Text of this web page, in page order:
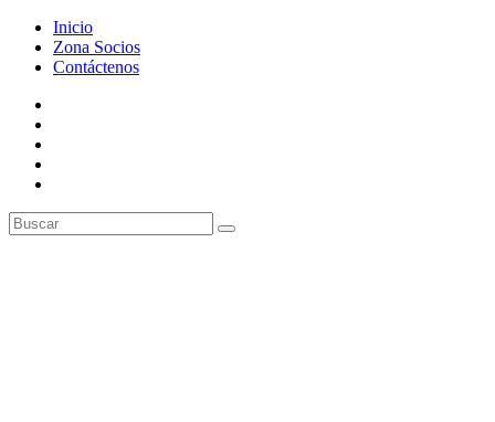
Inicio
Zona Socios
Contáctenos